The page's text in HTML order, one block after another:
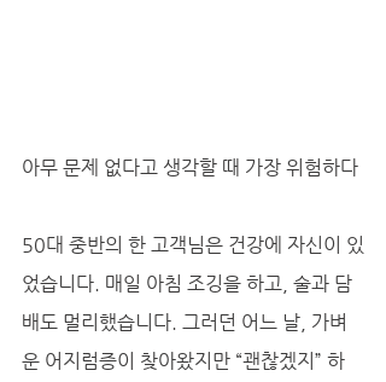
아무 문제 없다고 생각할 때 가장 위험하다
50대 중반의 한 고객님은 건강에 자신이 있
었습니다. 매일 아침 조깅을 하고, 술과 담
배도 멀리했습니다. 그러던 어느 날, 가벼
운 어지럼증이 찾아왔지만 “괜찮겠지” 하